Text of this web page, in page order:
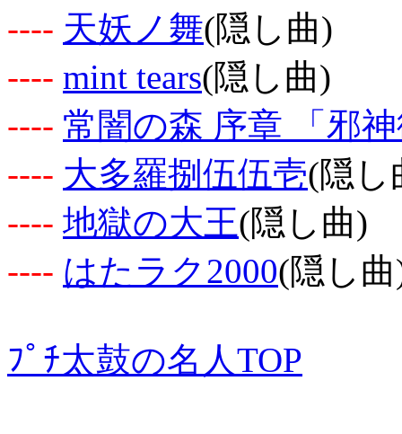
---- 天妖ノ舞(隠し曲)
---- mint tears(隠し曲)
---- 常闇の森 序章 「邪
---- 大多羅捌伍伍壱(隠し
---- 地獄の大王(隠し曲)
---- はたラク2000(隠し
ﾌﾟﾁ太鼓の名人TOP